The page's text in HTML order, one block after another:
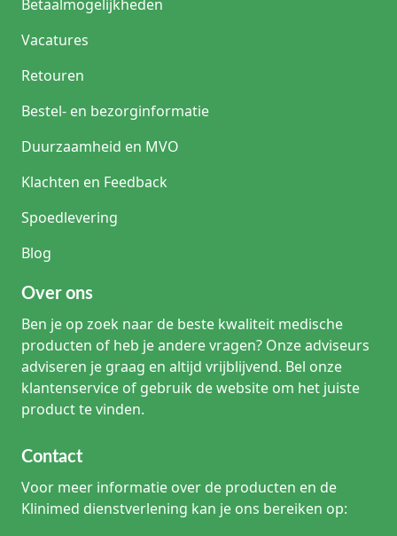
Aquacel Ribbon is ontwikkeld als lint- of strengvormige
ondermijningen of wondholten. Vul een wond niet te strak
De wisselfrequentie hangt af van de specifieke Aquacel-
verzadiging van het verband en het behandelplan. Volg de
Controleer dit per productuitvoering en verpakking. Voor
vermelde steriliteitsstatus, houdbaarheidsdatum en
Betaalmogelijkheden
Vacatures
Retouren
Bestel- en bezorginformatie
Duurzaamheid en MVO
Klachten en Feedback
Spoedlevering
Blog
Over ons
Ben je op zoek naar de beste kwaliteit medische
producten of heb je andere vragen? Onze adviseurs
adviseren je graag en altijd vrijblijvend. Bel onze
klantenservice of gebruik de website om het juiste
product te vinden.
Contact
Voor meer informatie over de producten en de
Klinimed dienstverlening kan je ons bereiken op: